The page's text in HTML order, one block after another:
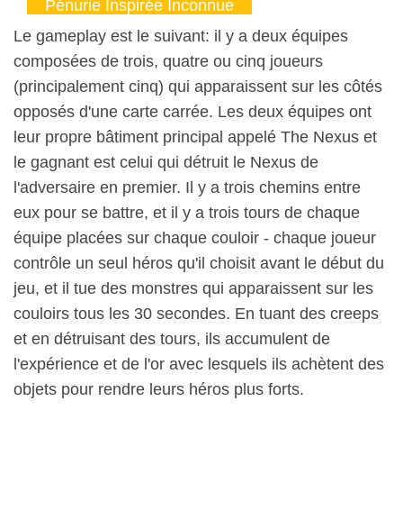
Pénurie Inspirée Inconnue
Le gameplay est le suivant: il y a deux équipes
composées de trois, quatre ou cinq joueurs
(principalement cinq) qui apparaissent sur les côtés
opposés d'une carte carrée. Les deux équipes ont
leur propre bâtiment principal appelé The Nexus et
le gagnant est celui qui détruit le Nexus de
l'adversaire en premier. Il y a trois chemins entre
eux pour se battre, et il y a trois tours de chaque
équipe placées sur chaque couloir - chaque joueur
contrôle un seul héros qu'il choisit avant le début du
jeu, et il tue des monstres qui apparaissent sur les
couloirs tous les 30 secondes. En tuant des creeps
et en détruisant des tours, ils accumulent de
l'expérience et de l'or avec lesquels ils achètent des
objets pour rendre leurs héros plus forts.